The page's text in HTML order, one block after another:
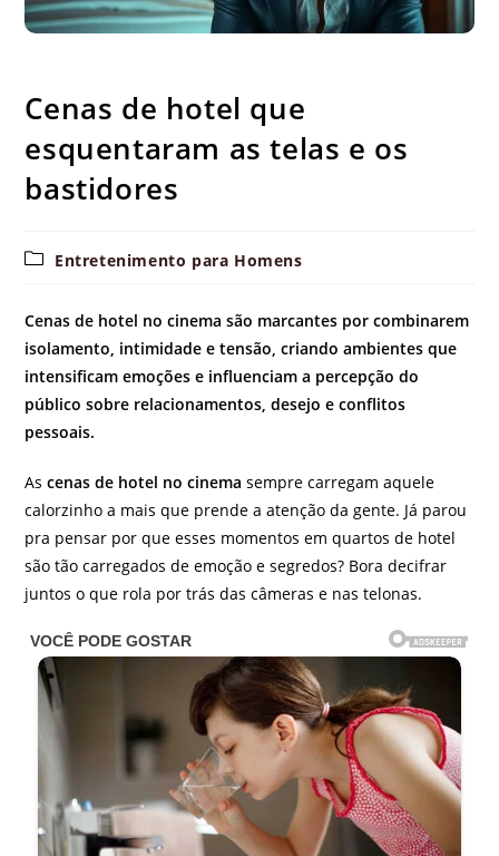
Cenas de hotel que
esquentaram as telas e os
bastidores
Categoria
Entretenimento para Homens
Cenas de hotel no cinema são marcantes por combinarem
isolamento, intimidade e tensão, criando ambientes que
intensificam emoções e influenciam a percepção do
público sobre relacionamentos, desejo e conflitos
pessoais.
Ascenas de hotel no cinema sempre carregam aquele
calorzinho a mais que prende a atenção da gente. Já parou
pra pensar por que esses momentos em quartos de hotel
são tão carregados de emoção e segredos? Bora decifrar
juntos o que rola por trás das câmeras e nas telonas.